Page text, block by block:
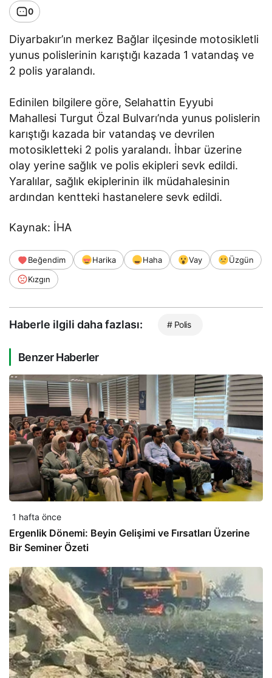
0
Diyarbakır’ın merkez Bağlar ilçesinde motosikletli
yunus polislerinin karıştığı kazada 1 vatandaş ve
2 polis yaralandı.
Edinilen bilgilere göre, Selahattin Eyyubi
Mahallesi Turgut Özal Bulvarı’nda yunus polislerin
karıştığı kazada bir vatandaş ve devrilen
motosikletteki 2 polis yaralandı. İhbar üzerine
olay yerine sağlık ve polis ekipleri sevk edildi.
Yaralılar, sağlık ekiplerinin ilk müdahalesinin
ardından kentteki hastanelere sevk edildi.
Kaynak: İHA
Beğendim Harika Haha Vay
Üzgün
Kızgın
Haberle ilgili daha fazlası: # Polis
Benzer Haberler
1 hafta önce
Ergenlik Dönemi: Beyin Gelişimi ve Fırsatları Üzerine
Bir Seminer Özeti